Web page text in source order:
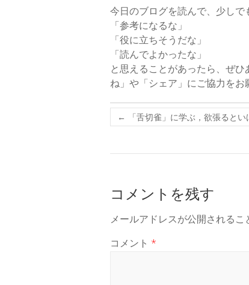
今日のブログを読んで、少しで
「参考になるな」
「役に立ちそうだな」
「読んでよかったな」
と思えることがあったら、ぜ
ね」や「シェア」にご協力をお
←
「舌切雀」に学ぶ，欲張ると
コメントを残す
メールアドレスが公開されるこ
コメント *